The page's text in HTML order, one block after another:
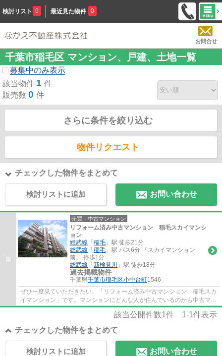
検討リスト 0 最近見た物件 0
お問合せ
千葉市稲毛区 マンション、戸建、土地一覧
募集中のみ表示
該当物件 1 件
販売数 0 件
さらに条件を絞り込む
物件リクエスト
チェックした物件をまとめて
検討リストに追加 お問い合わせ
売買｜中古マンション
リフォーム済み中古マンション 稲毛スカイマンシ
ョン
総武線 「 稲毛 」駅 徒歩21分
総武線 「 稲毛 」駅 バス6分 「スカイマンション
前」 停歩1分
総武線 「 新検見川 」駅 徒歩18分
過去掲載物件
千葉県千葉市稲毛区小中台町1546
ぜひ一度見ていただきたい、「リフォーム済み中古マンション 稲毛スカ
イマンション」です。マンションにどんな人が住んでいるのかも中古マン
ションなら事前に知れます。お体が不自由...
該当公開件数1件 1-1件表示
チェックした物件をまとめて
お問い合わせ
検討リストに追加